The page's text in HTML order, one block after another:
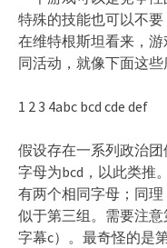
特殊的技能也可以不要
在维特根斯坦看来，
同活动，就像下面这些
1 2 3 4abc bcd cde def
假设存在一系列政治
字母为bcd，以此类推
有两个相同字母；同
似于第三组。需要注
字幕c）。最奇怪的是